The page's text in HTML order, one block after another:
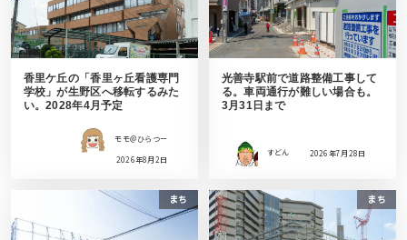
香里ケ丘の「香里ヶ丘看護専門
学校」が生野区へ移転するみた
い。2028年4月予定
モモ＠ひらつー
2026年8月2日
光善寺駅前で道路整備工事して
る。車両通行が難しい場合も。
3月31日まで
すどん 2026年7月28日
まち まち